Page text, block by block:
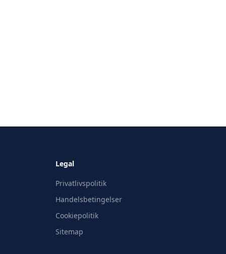
Legal
Privatlivspolitik
Handelsbetingelser
Cookiepolitik
Sitemap